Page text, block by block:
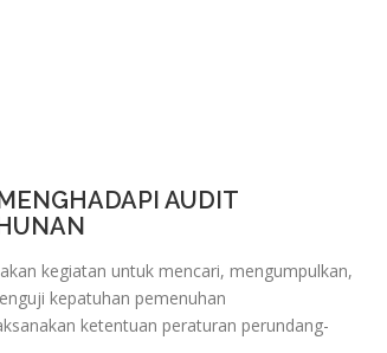
AUDIT
kegiatan untuk mencari, mengumpulkan,
kepatuhan pemenuhan
ketentuan peraturan perundang-